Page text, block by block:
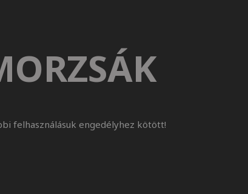
felhasználásuk engedélyhez kötött!